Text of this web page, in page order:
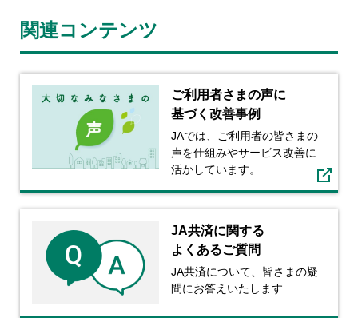
関連コンテンツ
ご利⽤者さまの声に
基づく 改善事例
JAでは、ご利用者の皆さまの
声を仕組みやサービス改善に
活かしています。
JA共済に関する
よくあるご質問
JA共済について、皆さまの疑
問にお答えいたします